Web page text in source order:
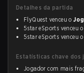
Detalhes da partida
FlyQuest venceu o
5star eSports venceu
5star eSports venceu
Estatísticas chave dos
Jogador com mais